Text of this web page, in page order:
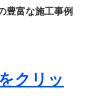
豊富な施工事例
クリッ